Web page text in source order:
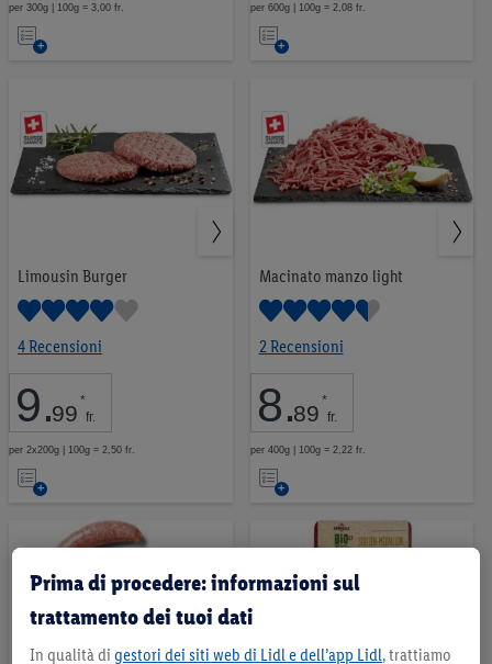
per 300g | 100g = 3,00 fr.
Nell’elenco
per 600g | 100g = 2,08 fr.
Nell’elenco
Limousin Burger
4 Recensioni
9.99 *
fr.
per 2x200g | 100g = 2,50 fr.
Nell’elenco
Macinato manzo light
2 Recensioni
8.89 *
fr.
per 400g | 100g = 2,22 fr.
Nell’elenco
Prima di procedere: informazioni sul
trattamento dei tuoi dati
In qualità di gestori dei siti web di Lidl e dell’app Lidl, trattiamo